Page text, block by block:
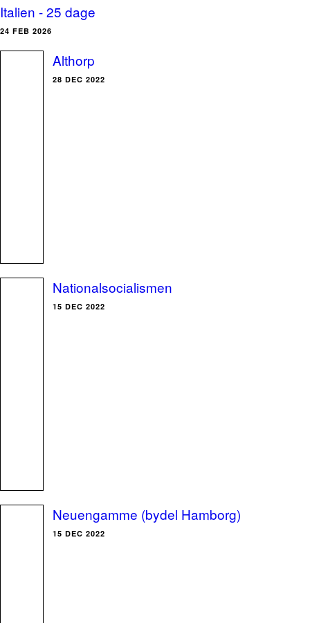
Italien - 25 dage
24 FEB 2026
Althorp
28 DEC 2022
Nationalsocialismen
15 DEC 2022
Neuengamme (bydel Hamborg)
15 DEC 2022